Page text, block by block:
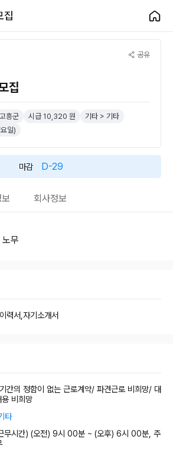
집
공유
집
흥군 시급 10,320 원
기타 > 기타
일)
마감 D-29
회사정보
무
, 이력서,자기소개서
, 기간의 정함이 없는 근로계약/ 파견근로 비희망/ 대
비희망
타
무시간) (오전) 9시 00분 ~ (오후) 6시 00분, 주